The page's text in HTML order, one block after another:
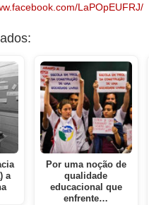
LaPOpEUFRJ/
a
Por uma noção de
qualidade
educacional que
enfrente…